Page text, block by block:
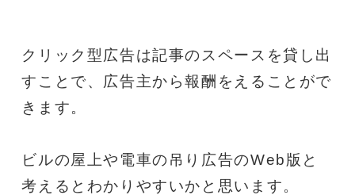
クリック型広告は記事のスペースを貸し出
すことで、広告主から報酬をえることがで
きます。
ビルの屋上や電車の吊り広告のWeb版と
考えるとわかりやすいかと思います。